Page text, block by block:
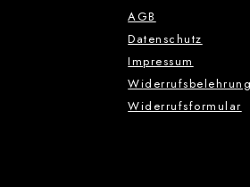
AGB
Datenschutz
Impressum
Widerrufsformular